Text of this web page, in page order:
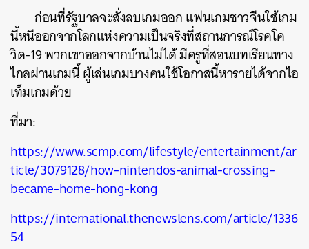
ก่อนที่รัฐบาลจะสั่งลบเกมออก แฟนเกมชาวจีนใช้เกม
นี้หนีออกจากโลกแห่งความเป็นจริงที่สถานการณ์โรคโค
วิด-19 พวกเขาออกจากบ้านไม่ได้ มีครูที่สอนบทเรียนทาง
ไกลผ่านเกมนี้ ผู้เล่นเกมบางคนใช้โอกาสนี้หารายได้จากไอ
เท็มเกมด้วย
ที่มา:
https://www.scmp.com/lifestyle/entertainment/ar
ticle/3079128/how-nintendos-animal-crossing-
became-home-hong-kong
https://international.thenewslens.com/article/1336
54